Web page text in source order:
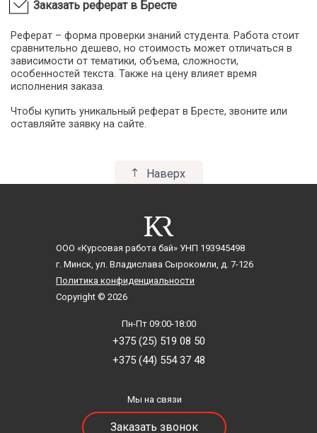
Восприятие фольклорных текстов дошкольниками
Востоковедение
Всемирная история
Всеобщая история
Гiстарычная граматыка
Гимнастика и методика преподавания
Декоративно-прикладное искусство
Дошкольная олигофренопсихология
Дошкольная педагогика
Изобразительное искусство
Заказать реферат в Бресте
Реферат – форма проверки знаний студента. Работа стоит
сравнительно дешево, но стоимость может отличаться в
зависимости от тематики, объема, сложности,
особенностей текста. Также на цену влияет время
исполнения заказа.
Чтобы купить уникальный реферат в Бресте, звоните или
оставляйте заявку на сайте.
Наверх
ООО «Курсовая работа бай» УНП 193945498
г. Минск, ул. Владислава Сырокомли, д. 7-126
Политика конфиденциальности
Copyright © 2026
Пн-Пт 09:00-18:00
+375 (25) 519 08 50
+375 (44) 554 37 48
Мы на связи
Заказать звонок